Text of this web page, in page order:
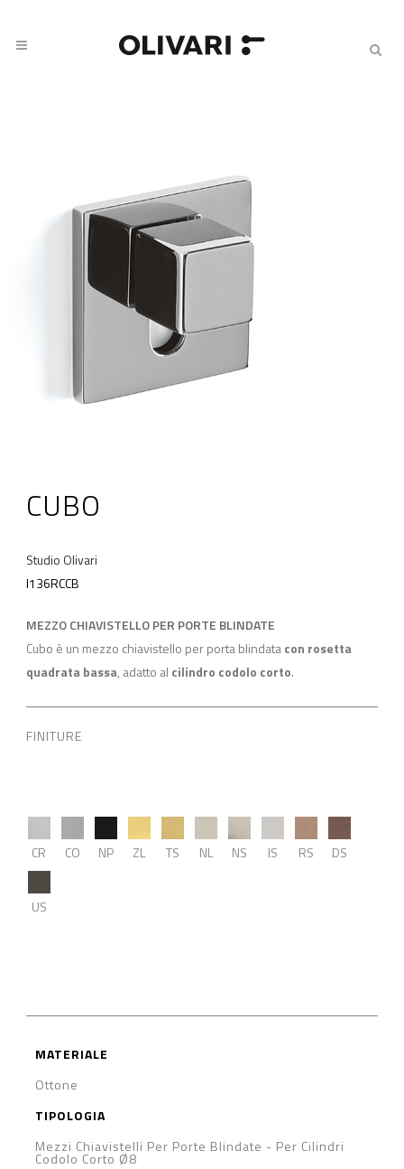
CUBO
Studio Olivari
I136RCCB
MEZZO CHIAVISTELLO PER PORTE BLINDATE
Cubo è un mezzo chiavistello per porta blindatacon rosetta
quadrata bassa, adatto al cilindro codolo corto.
FINITURE
CR CO NP ZL TS NL NS IS RS DS
US
MATERIALE
Ottone
TIPOLOGIA
Mezzi Chiavistelli Per Porte Blindate - Per Cilindri
Codolo Corto Ø8